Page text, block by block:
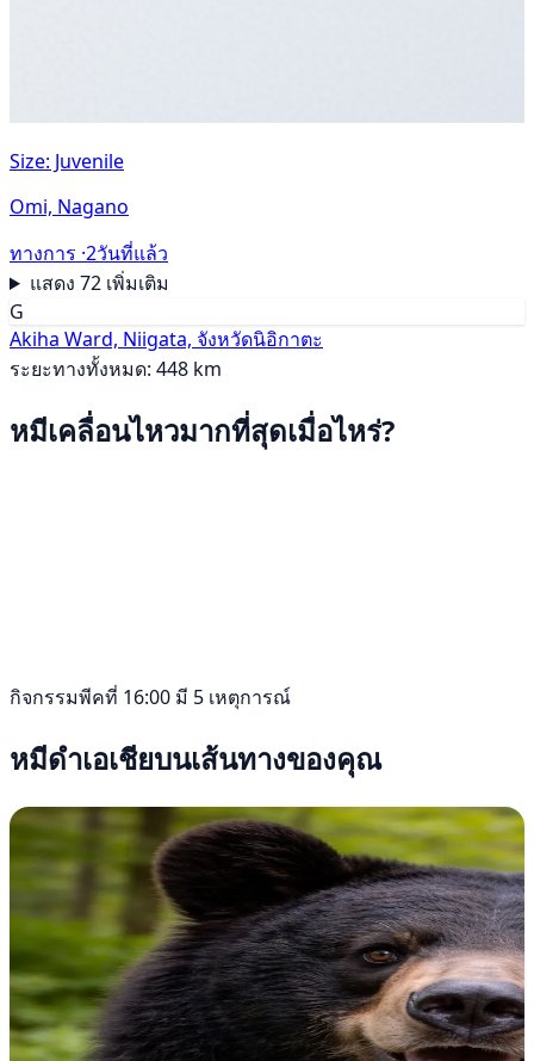
Size: Juvenile
Omi, Nagano
ทางการ ·2วันที่แล้ว
แสดง 72 เพิ่มเติม
G
Akiha Ward, Niigata, จังหวัดนิอิกาตะ
ระยะทางทั้งหมด: 448 km
หมีเคลื่อนไหวมากที่สุดเมื่อไหร่?
กิจกรรมพีคที่ 16:00 มี 5 เหตุการณ์
หมีดำเอเชียบนเส้นทางของคุณ